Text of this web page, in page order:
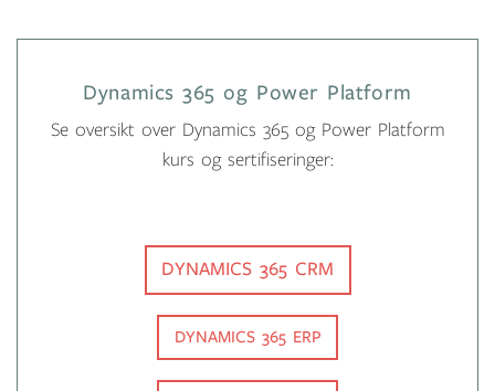
Dynamics 365 og Power Platform
Se oversikt over Dynamics 365 og Power Platform
kurs og sertifiseringer:
DYNAMICS 365 CRM
DYNAMICS 365 ERP